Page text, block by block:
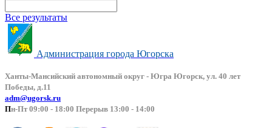
Все результаты
Администрация города Югорска
Ханты-Мансийский автономный округ - Югра Югорск, ул. 40 лет
Победы, д.11
adm@ugorsk.ru
Пн-Пт 09:00 - 18:00 Перерыв 13:00 - 14:00